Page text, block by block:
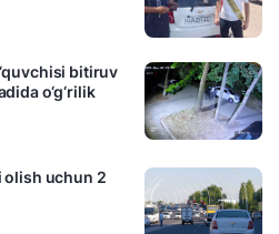
bitiruv
o‘g‘rilik
olish uchun 2